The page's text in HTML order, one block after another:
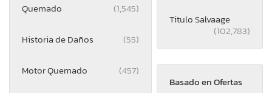
Quemado
(1,545)
Historia de Daños (55)
Motor Quemado (457)
Titulo Salvaage
(102,783)
Basado en Ofertas